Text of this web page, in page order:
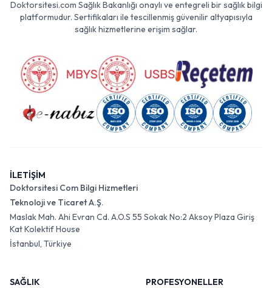
Doktorsitesi.com Sağlık Bakanlığı onaylı ve entegreli bir sağlık bilgi
platformudur. Sertifikaları ile tescillenmiş güvenilir altyapısıyla
sağlık hizmetlerine erişim sağlar.
İLETİŞİM
Doktorsitesi Com Bilgi Hizmetleri
Teknoloji ve Ticaret A.Ş.
Maslak Mah. Ahi Evran Cd. A.O.S 55 Sokak No:2 Aksoy Plaza Giriş
Kat Kolektif House
İstanbul, Türkiye
SAĞLIK
PROFESYONELLER